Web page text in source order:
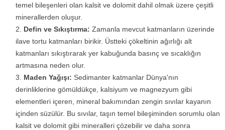
temel bileşenleri olan kalsit ve dolomit dahil olmak üzere çeşitli
minerallerden oluşur.
Defin ve Sıkıştırma: Zamanla mevcut katmanların üzerinde
ilave tortu katmanları birikir. Üstteki çökeltinin ağırlığı alt
katmanları sıkıştırarak yer kabuğunda basınç ve sıcaklığın
artmasına neden olur.
Maden Yağışı: Sedimanter katmanlar Dünya'nın
derinliklerine gömüldükçe, kalsiyum ve magnezyum gibi
elementleri içeren, mineral bakımından zengin sıvılar kayanın
içinden süzülür. Bu sıvılar, taşın temel bileşiminden sorumlu olan
kalsit ve dolomit gibi mineralleri çözebilir ve daha sonra